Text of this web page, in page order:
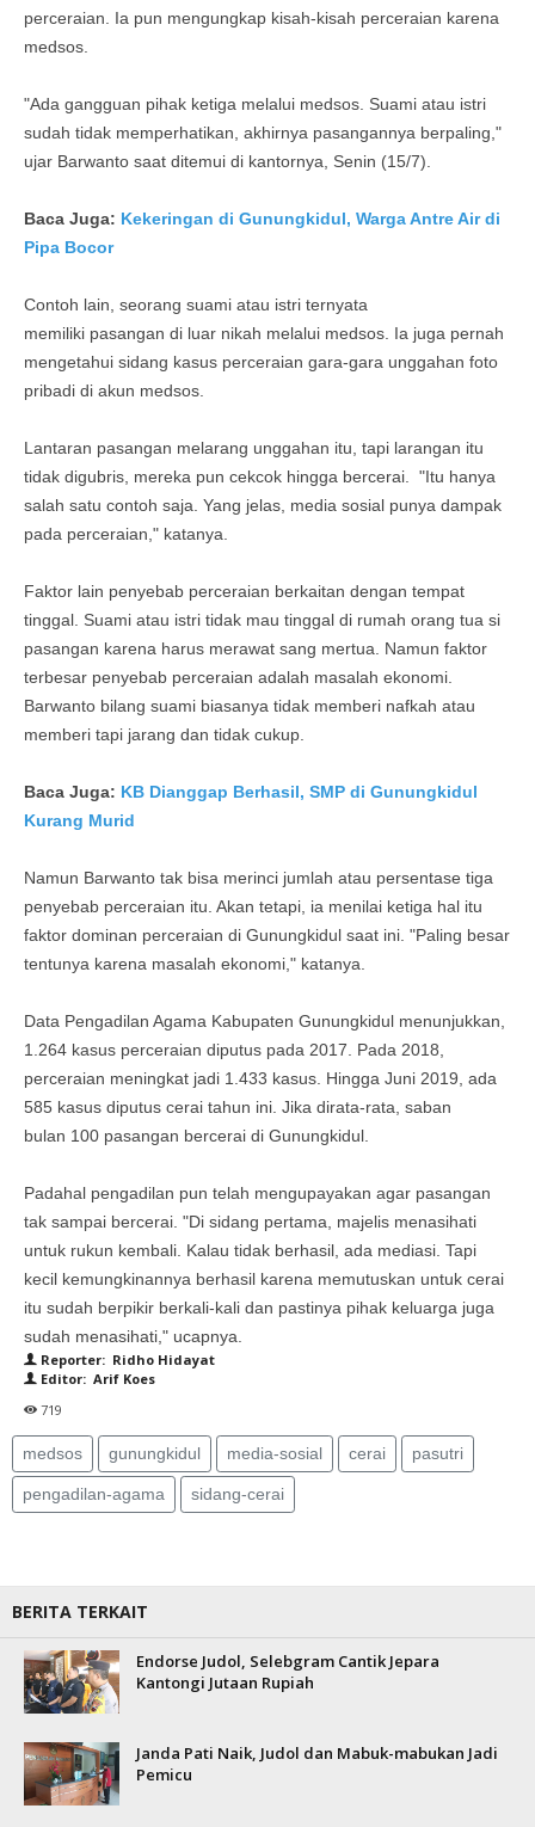
perceraian. Ia pun mengungkap kisah-kisah perceraian karena
medsos.
"Ada gangguan pihak ketiga melalui medsos. Suami atau istri
sudah tidak memperhatikan, akhirnya pasangannya berpaling,"
ujar Barwanto saat ditemui di kantornya, Senin (15/7).
Baca Juga: Kekeringan di Gunungkidul, Warga Antre Air di
Pipa Bocor
Contoh lain, seorang suami atau istri ternyata
memiliki pasangan di luar nikah melalui medsos. Ia juga pernah
mengetahui sidang kasus perceraian gara-gara unggahan foto
pribadi di akun medsos.
Lantaran pasangan melarang unggahan itu, tapi larangan itu
tidak digubris, mereka pun cekcok hingga bercerai. "Itu hanya
salah satu contoh saja. Yang jelas, media sosial punya dampak
pada perceraian," katanya.
Faktor lain penyebab perceraian berkaitan dengan tempat
tinggal. Suami atau istri tidak mau tinggal di rumah orang tua si
pasangan karena harus merawat sang mertua. Namun faktor
terbesar penyebab perceraian adalah masalah ekonomi.
Barwanto bilang suami biasanya tidak memberi nafkah atau
memberi tapi jarang dan tidak cukup.
Baca Juga: KB Dianggap Berhasil, SMP di Gunungkidul
Kurang Murid
Namun Barwanto tak bisa merinci jumlah atau persentase tiga
penyebab perceraian itu. Akan tetapi, ia menilai ketiga hal itu
faktor dominan perceraian di Gunungkidul saat ini. "Paling besar
tentunya karena masalah ekonomi," katanya.
Data Pengadilan Agama Kabupaten Gunungkidul menunjukkan,
1.264 kasus perceraian diputus pada 2017. Pada 2018,
perceraian meningkat jadi 1.433 kasus. Hingga Juni 2019, ada
585 kasus diputus cerai tahun ini. Jika dirata-rata, saban
bulan 100 pasangan bercerai di Gunungkidul.
Padahal pengadilan pun telah mengupayakan agar pasangan
tak sampai bercerai. "Di sidang pertama, majelis menasihati
untuk rukun kembali. Kalau tidak berhasil, ada mediasi. Tapi
kecil kemungkinannya berhasil karena memutuskan untuk cerai
itu sudah berpikir berkali-kali dan pastinya pihak keluarga juga
sudah menasihati," ucapnya.
Reporter: Ridho Hidayat
Editor: Arif Koes
719
medsos gunungkidul media-sosial cerai pasutri
pengadilan-agama sidang-cerai
BERITA TERKAIT
Endorse Judol, Selebgram Cantik Jepara
Kantongi Jutaan Rupiah
Janda Pati Naik, Judol dan Mabuk-mabukan Jadi
Pemicu